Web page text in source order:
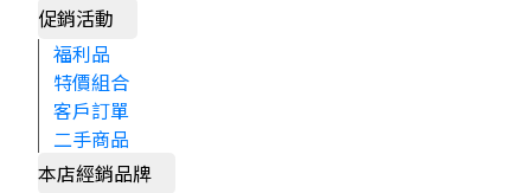
促銷活動
福利品
特價組合
客戶訂單
二手商品
本店經銷品牌